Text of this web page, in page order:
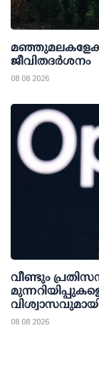
ജീവിതദർശനം
08 08 2026
വീണ്ടും
08 08 2026